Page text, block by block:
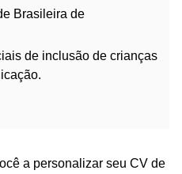
Brasileira de
de inclusão de crianças
a personalizar seu CV de